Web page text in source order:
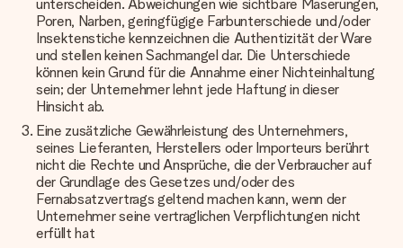
unterscheiden. Abweichungen wie sichtbare Maserungen,
Poren, Narben, geringfügige Farbunterschiede und/oder
Insektenstiche kennzeichnen die Authentizität der Ware
und stellen keinen Sachmangel dar. Die Unterschiede
können kein Grund für die Annahme einer Nichteinhaltung
sein; der Unternehmer lehnt jede Haftung in dieser
Hinsicht ab.
Eine zusätzliche Gewährleistung des Unternehmers,
seines Lieferanten, Herstellers oder Importeurs berührt
nicht die Rechte und Ansprüche, die der Verbraucher auf
der Grundlage des Gesetzes und/oder des
Fernabsatzvertrags geltend machen kann, wenn der
Unternehmer seine vertraglichen Verpflichtungen nicht
erfüllt hat